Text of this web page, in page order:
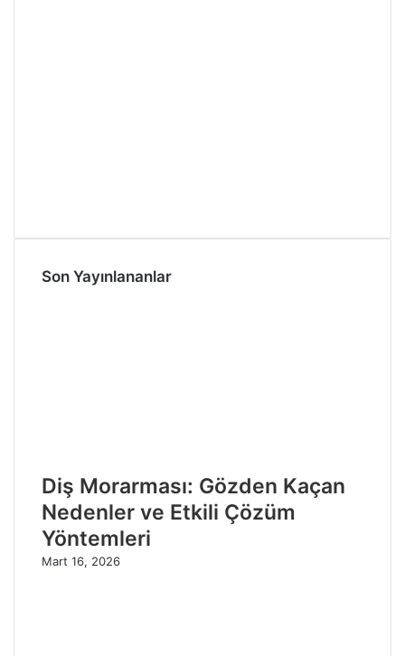
Son Yayınlananlar
Diş Morarması: Gözden Kaçan
Nedenler ve Etkili Çözüm
Yöntemleri
Mart 16, 2026